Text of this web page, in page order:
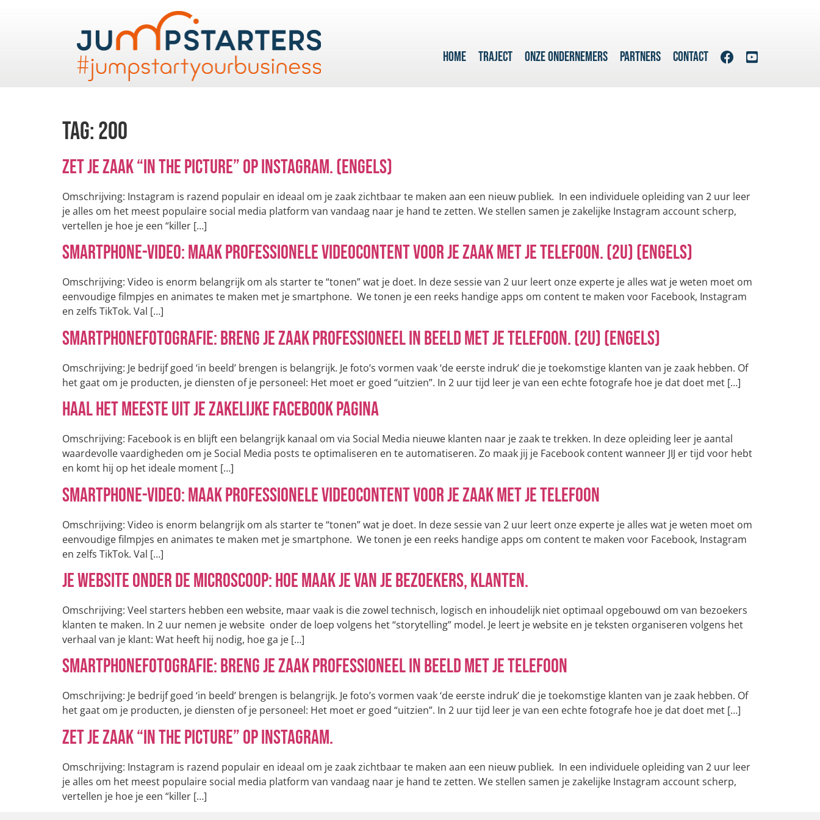
HOME TRAJECT ONZE ONDERNEMERS PARTNERS CONTACT
Tag:200
Zet je zaak “in the picture” op Instagram. (Engels)
Omschrijving: Instagram is razend populair en ideaal om je zaak zichtbaar te maken aan een nieuw publiek. In een individuele opleiding van 2 uur leer
je alles om het meest populaire social media platform van vandaag naar je hand te zetten. We stellen samen je zakelijke Instagram account scherp,
vertellen je hoe je een “killer […]
Smartphone-video: Maak professionele videocontent voor je zaak met je telefoon. (2u) (Engels)
Omschrijving: Video is enorm belangrijk om als starter te “tonen” wat je doet. In deze sessie van 2 uur leert onze experte je alles wat je weten moet om
eenvoudige filmpjes en animates te maken met je smartphone. We tonen je een reeks handige apps om content te maken voor Facebook, Instagram
en zelfs TikTok. Val […]
Smartphonefotografie: Breng je zaak professioneel in beeld met je telefoon. (2u) (Engels)
Omschrijving: Je bedrijf goed ‘in beeld’ brengen is belangrijk. Je foto’s vormen vaak ‘de eerste indruk’ die je toekomstige klanten van je zaak hebben. Of
het gaat om je producten, je diensten of je personeel: Het moet er goed “uitzien”. In 2 uur tijd leer je van een echte fotografe hoe je dat doet met […]
Haal het meeste uit je zakelijke Facebook pagina
Omschrijving: Facebook is en blijft een belangrijk kanaal om via Social Media nieuwe klanten naar je zaak te trekken. In deze opleiding leer je aantal
waardevolle vaardigheden om je Social Media posts te optimaliseren en te automatiseren. Zo maak jij je Facebook content wanneer JIJ er tijd voor hebt
en komt hij op het ideale moment […]
Smartphone-video: Maak professionele videocontent voor je zaak met je telefoon
Omschrijving: Video is enorm belangrijk om als starter te “tonen” wat je doet. In deze sessie van 2 uur leert onze experte je alles wat je weten moet om
eenvoudige filmpjes en animates te maken met je smartphone. We tonen je een reeks handige apps om content te maken voor Facebook, Instagram
en zelfs TikTok. Val […]
Je website onder de microscoop: Hoe maak je van je bezoekers, klanten.
Omschrijving: Veel starters hebben een website, maar vaak is die zowel technisch, logisch en inhoudelijk niet optimaal opgebouwd om van bezoekers
klanten te maken. In 2 uur nemen je website onder de loep volgens het “storytelling” model. Je leert je website en je teksten organiseren volgens het
verhaal van je klant: Wat heeft hij nodig, hoe ga je […]
Smartphonefotografie: Breng je zaak professioneel in beeld met je telefoon
Omschrijving: Je bedrijf goed ‘in beeld’ brengen is belangrijk. Je foto’s vormen vaak ‘de eerste indruk’ die je toekomstige klanten van je zaak hebben. Of
het gaat om je producten, je diensten of je personeel: Het moet er goed “uitzien”. In 2 uur tijd leer je van een echte fotografe hoe je dat doet met […]
Zet je zaak “in the picture” op Instagram.
Omschrijving: Instagram is razend populair en ideaal om je zaak zichtbaar te maken aan een nieuw publiek. In een individuele opleiding van 2 uur leer
je alles om het meest populaire social media platform van vandaag naar je hand te zetten. We stellen samen je zakelijke Instagram account scherp,
vertellen je hoe je een “killer […]